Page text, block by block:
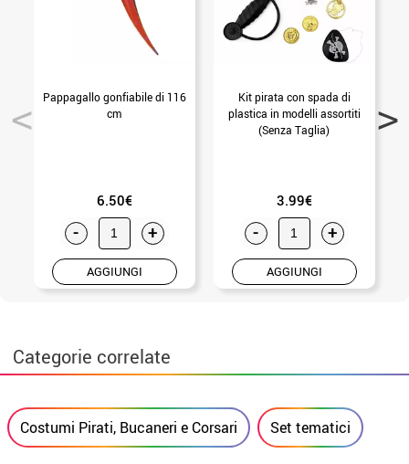
Pappagallo gonfiabile di 116
cm
6.50€
- +
AGGIUNGI
Kit pirata con spada di
plastica in modelli assortiti
(Senza Taglia)
3.99€
- +
AGGIUNGI
Categorie correlate
Costumi Pirati, Bucaneri e Corsari Set tematici